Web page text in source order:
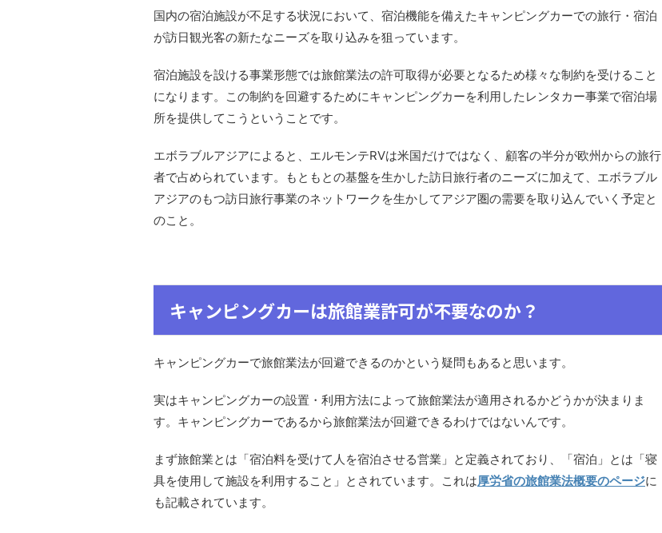
国内の宿泊施設が不足する状況において、宿泊機能を備えたキャンピングカーでの旅行・宿泊
が訪日観光客の新たなニーズを取り込みを狙っています。
宿泊施設を設ける事業形態では旅館業法の許可取得が必要となるため様々な制約を受けること
になります。この制約を回避するためにキャンピングカーを利用したレンタカー事業で宿泊場
所を提供してこうということです。
エボラブルアジアによると、エルモンテRVは米国だけではなく、顧客の半分が欧州からの旅行
者で占められています。もともとの基盤を生かした訪日旅行者のニーズに加えて、エボラブル
アジアのもつ訪日旅行事業のネットワークを生かしてアジア圏の需要を取り込んでいく予定と
のこと。
キャンピングカーは旅館業許可が不要なのか？
キャンピングカーで旅館業法が回避できるのかという疑問もあると思います。
実はキャンピングカーの設置・利用方法によって旅館業法が適用されるかどうかが決まりま
す。キャンピングカーであるから旅館業法が回避できるわけではないんです。
まず旅館業とは「宿泊料を受けて人を宿泊させる営業」と定義されており、「宿泊」とは「寝
具を使用して施設を利用すること」とされています。これは厚労省の旅館業法概要のページに
も記載されています。